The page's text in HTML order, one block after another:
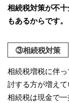
相続税対策が不
もあるからです。
③相続税対策
相続税増税に伴
討する方が増えて
相続税は現金で